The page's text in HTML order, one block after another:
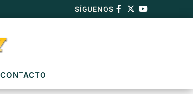
SÍGUENOS
CONTACTO